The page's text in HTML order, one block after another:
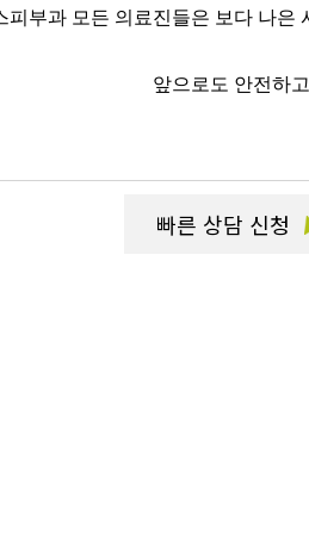
피부과 모든 의료진들은 보다 나은
앞으로도 안전하
빠른 상담 신청